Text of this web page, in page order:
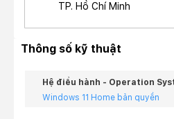
TP. Hồ Chí Minh
Thông số kỹ thuật
Hệ điều hành - Operation
Windows 11 Home bản quyền